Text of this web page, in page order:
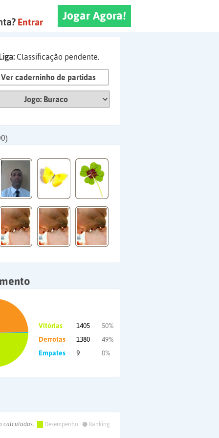
Jogar Agora!
Entrar
Classificação pendente.
Ver caderninho de partidas
Vitórias 1405
50%
Derrotas
1380
49%
Empates
9 0%
calculadas. Desempenho •
Ranking